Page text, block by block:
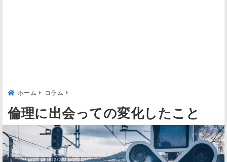
ホーム コラム
倫理に出会っての変化したこと